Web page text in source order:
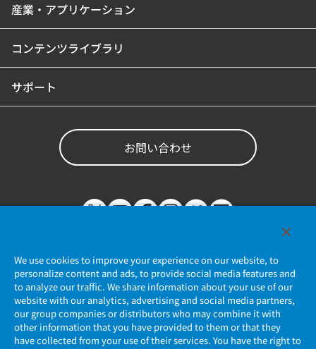
産業・アプリケーション
コンテンツライブラリ
サポート
お問い合わせ
個人情報保護ポリシー
JAE Cookie Policy
We use cookies to improve your experience on our website, to
personalize content and ads, to provide social media features and
to analyze our traffic. We share information about your use of our
website with our analytics, advertising and social media partners,
our group companies or distributors who may combine it with
other information that you have provided to them or that they
have collected from your use of their services. You have the right to